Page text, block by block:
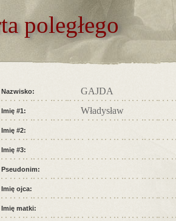
poległego
Nazwisko: GAJDA
Imię #1: Władysław
Imię #2:
Imię #3:
Pseudonim:
Imię ojca:
Imię matki: